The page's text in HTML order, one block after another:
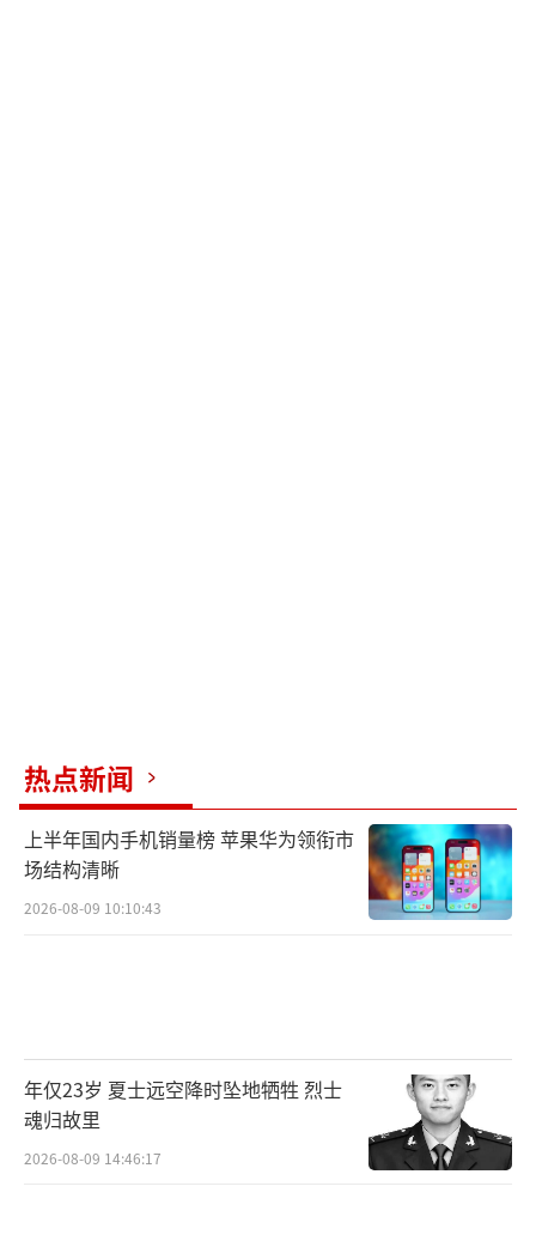
热点新闻
上半年国内手机销量榜 苹果华为领衔市
场结构清晰
2026-08-09 10:10:43
年仅23岁 夏士远空降时坠地牺牲 烈士
魂归故里
2026-08-09 14:46:17